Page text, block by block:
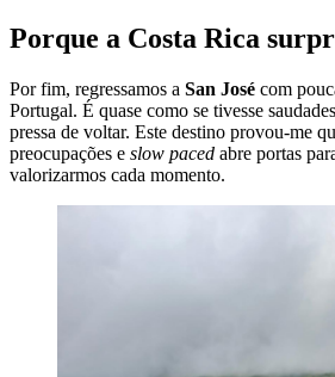
Porque a Costa Rica
Por fim, regressamos a San José com
Portugal. É quase como se tivesse
pressa de voltar. Este destino provou-me
preocupações e slow paced abre portas
valorizarmos cada momento.